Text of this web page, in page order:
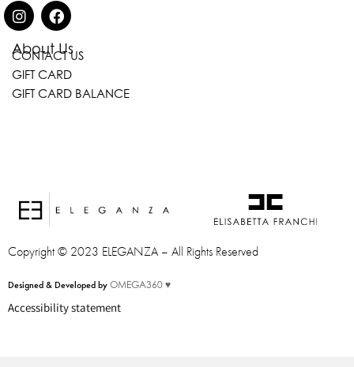
About Us
CONTACT US
GIFT CARD
GIFT CARD BALANCE
Copyright © 2023 ELEGANZA – All Rights Reserved
Designed & Developed by OMEGA360 ♥
Accessibility statement